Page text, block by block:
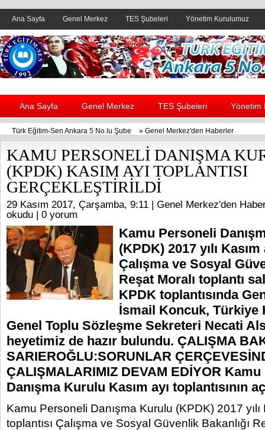
Ana Sayfa Genel Merkez TES Şubeleri Yönetim Kurulumuz
Header yanı reklam alanı
Ana Sayfa Genel Merkez TES Şubeleri Yönetim
Türk Eğitim-Sen Ankara 5 No.lu Şube » Genel Merkez'den Haberler
KAMU PERSONELİ DANIŞMA
(KPDK) KASIM AYI TOPLANTISI
GERÇEKLEŞTİRİLDİ
29 Kasım 2017, Çarşamba, 9:11 | Genel Merkez'den
okudu | 0 yorum
Kamu Personeli
(KPDK) 2017 yılı Kasım
Çalışma ve Sosyal
Reşat Moralı toplantı
KPDK toplantısında
İsmail Koncuk, Türkiye
Genel Toplu Sözleşme Sekreteri Necati
heyetimiz de hazır bulundu. ÇALIŞMA
SARIEROĞLU:SORUNLAR
ÇALIŞMALARIMIZ DEVAM EDİYOR
Danışma Kurulu Kasım ayı toplantısının
Kamu Personeli Danışma Kurulu (KPDK) 2017 yılı
toplantısı Çalışma ve Sosyal Güvenlik Bakanlığı